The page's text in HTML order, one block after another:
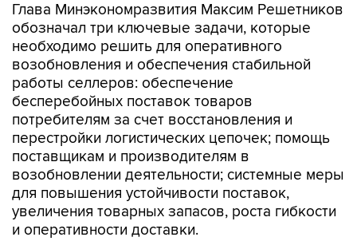
Глава Минэкономразвития Максим Решетников
обозначал три ключевые задачи, которые
необходимо решить для оперативного
возобновления и обеспечения стабильной
работы селлеров: обеспечение
бесперебойных поставок товаров
потребителям за счет восстановления и
перестройки логистических цепочек; помощь
поставщикам и производителям в
возобновлении деятельности; системные меры
для повышения устойчивости поставок,
увеличения товарных запасов, роста гибкости
и оперативности доставки.